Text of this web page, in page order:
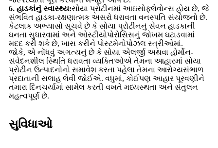
6. હાડકાંનું સ્વાસ્થ્ય:સોયા પ્રોટીનમાં આઇસોફ્લેવોન્સ હોય છે, જે
સંભવિત હાડકા-રક્ષણાત્મક અસરો ધરાવતા વનસ્પતિ સંયોજનો છે.
કેટલાક અભ્યાસો સૂચવે છે કે સોયા પ્રોટીનનું સેવન હાડકાની
ઘનતા સુધારવામાં અને ઓસ્ટીયોપોરોસિસનું જોખમ ઘટાડવામાં
મદદ કરી શકે છે, ખાસ કરીને પોસ્ટમેનોપોઝલ સ્ત્રીઓમાં.
જોકે, એ નોંધવું અગત્યનું છે કે સોયા એલર્જી અથવા હોર્મોન-
સંવેદનશીલ સ્થિતિ ધરાવતા વ્યક્તિઓએ તેમના આહારમાં સોયા
પ્રોટીન ઉત્પાદનોનો સમાવેશ કરતા પહેલા તેમના આરોગ્યસંભાળ
પ્રદાતાની સલાહ લેવી જોઈએ. વધુમાં, કોઈપણ આહાર પૂરવણીને
તમારા દિનચર્યામાં સામેલ કરતી વખતે મધ્યસ્થતા અને સંતુલન
મહત્વપૂર્ણ છે.
સુવિધાઓ